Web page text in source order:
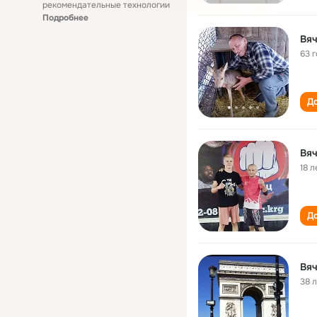
рекомендательные технологии
Подробнее
63
18
38